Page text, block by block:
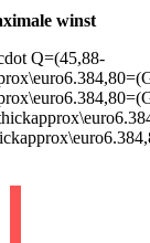
winst
Q=(45,88-